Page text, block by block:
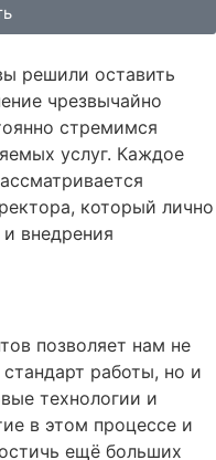
решили оставить
чрезвычайно
стремимся
услуг. Каждое
который лично
внедрения
позволяет нам не
работы, но и
технологии и
в этом процессе и
ещё больших